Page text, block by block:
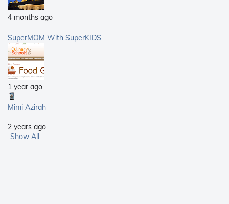
4 months ago
SuperMOM With SuperKIDS
1 year ago
Mimi Azirah
2 years ago
Show All